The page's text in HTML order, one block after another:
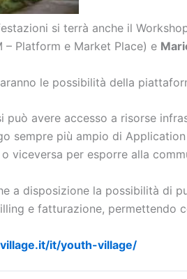
si terrà anche il
– Platform e Market Place) e
le possibilità della
può avere accesso a risorse
sempre più ampio di
viceversa per esporre alla
a disposizione la possibilità di
e fatturazione, permettendo
it/youth-village/